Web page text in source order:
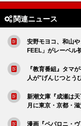
関連ニュース
安野モヨコ、和山
FEEL」がレーベル
『教育番組』タマ
人が"げんじつとう
新潮文庫『成瀬は
月に東京・京都・
漫画『ペパロニ・